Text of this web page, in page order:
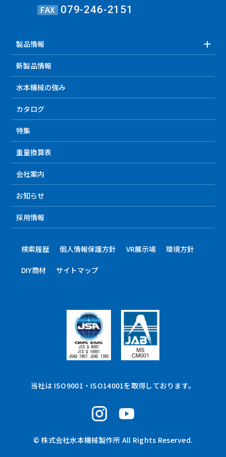
FAX 079-246-2151
製品情報
新製品情報
水本機械の強み
カタログ
特集
重量換算表
会社案内
お知らせ
採用情報
検索履歴 個人情報保護方針 VR展示場 環境方針
DIY商材 サイトマップ
当社は ISO9001・ISO14001を取得しております。
© 株式会社水本機械製作所 All Rights Reserved.